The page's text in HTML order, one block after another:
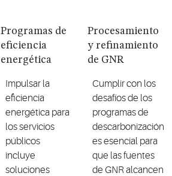
Programas de
eficiencia
energética
Impulsar la
eficiencia
energética para
los servicios
públicos
incluye
soluciones
Procesamiento
y refinamiento
de GNR
Cumplir con los
desafíos de los
programas de
descarbonización
es esencial para
que las fuentes
de GNR alcancen